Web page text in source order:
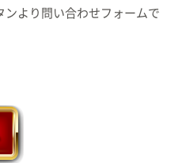
ンより問い合わせフォームで